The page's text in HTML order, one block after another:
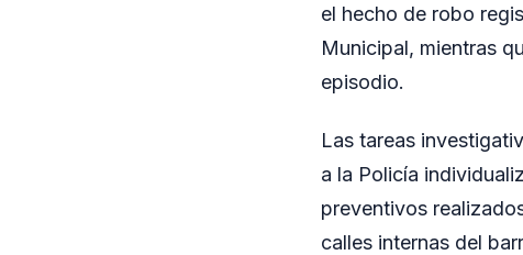
el hecho de robo
Municipal, mientras
episodio.
Las tareas
a la Policía
preventivos
calles internas del